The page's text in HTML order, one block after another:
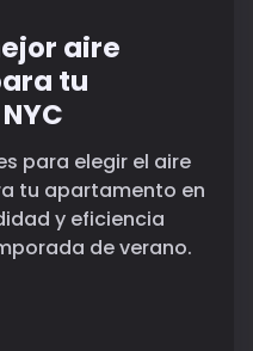
aire
tu
para elegir el aire
tu apartamento en
y eficiencia
de verano.